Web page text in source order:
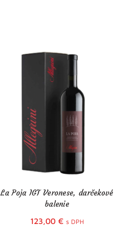
La Poja IGT Veronese, darčekové
balenie
123,00 € s DPH